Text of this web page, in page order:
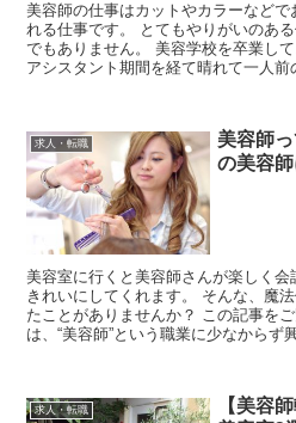
美容師の仕事はカットやカラーなど
れる仕事です。 とてもやりがいのあ
でもありません。 美容学校を卒業し
アシスタント期間を経て晴れて一人
求人・転職
美容師
の美容師
美容室に行くと美容師さんが楽しく
きれいにしてくれます。 そんな、魔
たことがありませんか？ この記事を
は、“美容師”という職業に少なからず
求人・転職
【美容